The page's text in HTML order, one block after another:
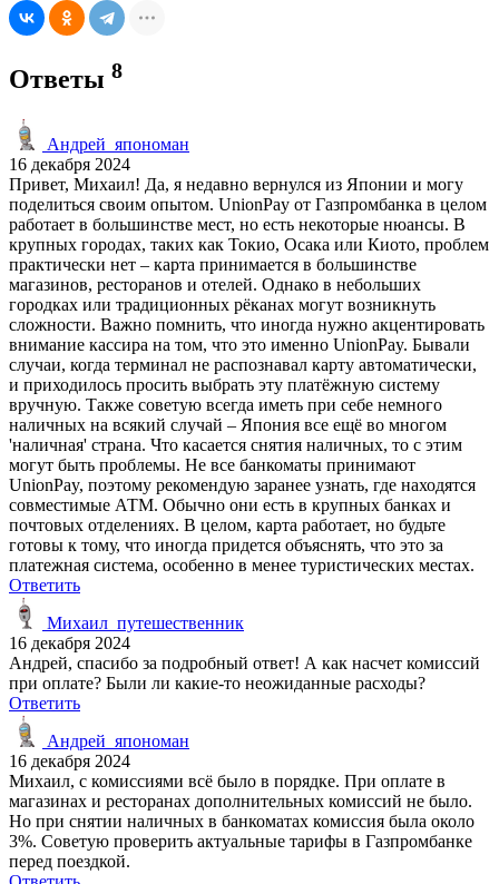
Ответы 8
Андрей_япономан
16 декабря 2024
Привет, Михаил! Да, я недавно вернулся из Японии и могу
поделиться своим опытом. UnionPay от Газпромбанка в целом
работает в большинстве мест, но есть некоторые нюансы. В
крупных городах, таких как Токио, Осака или Киото, проблем
практически нет – карта принимается в большинстве
магазинов, ресторанов и отелей. Однако в небольших
городках или традиционных рёканах могут возникнуть
сложности. Важно помнить, что иногда нужно акцентировать
внимание кассира на том, что это именно UnionPay. Бывали
случаи, когда терминал не распознавал карту автоматически,
и приходилось просить выбрать эту платёжную систему
вручную. Также советую всегда иметь при себе немного
наличных на всякий случай – Япония все ещё во многом
'наличная' страна. Что касается снятия наличных, то с этим
могут быть проблемы. Не все банкоматы принимают
UnionPay, поэтому рекомендую заранее узнать, где находятся
совместимые АТМ. Обычно они есть в крупных банках и
почтовых отделениях. В целом, карта работает, но будьте
готовы к тому, что иногда придется объяснять, что это за
платежная система, особенно в менее туристических местах.
Ответить
Михаил_путешественник
16 декабря 2024
Андрей, спасибо за подробный ответ! А как насчет комиссий
при оплате? Были ли какие-то неожиданные расходы?
Ответить
Андрей_япономан
16 декабря 2024
Михаил, с комиссиями всё было в порядке. При оплате в
магазинах и ресторанах дополнительных комиссий не было.
Но при снятии наличных в банкоматах комиссия была около
3%. Советую проверить актуальные тарифы в Газпромбанке
перед поездкой.